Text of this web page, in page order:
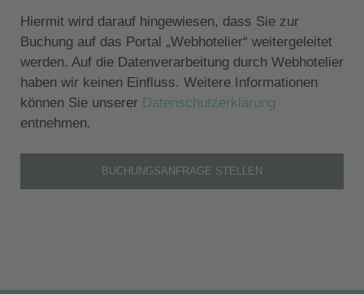
Hiermit wird darauf hingewiesen, dass Sie zur
Buchung auf das Portal „Webhotelier“ weitergeleitet
werden. Auf die Datenverarbeitung durch Webhotelier
haben wir keinen Einfluss. Weitere Informationen
können Sie unserer Datenschutzerklärung
entnehmen.
BUCHUNGSANFRAGE STELLEN